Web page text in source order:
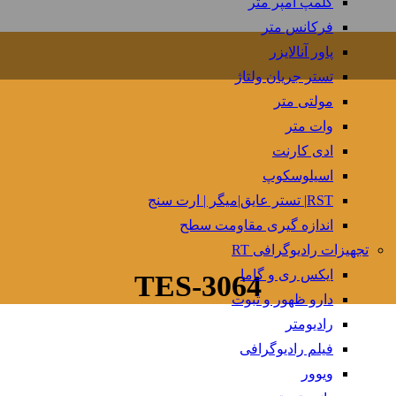
فرکانس متر
پاور آنالایزر
تستر جریان ولتاژ
مولتی متر
وات متر
ادی کارنت
اسیلوسکوپ
RST| تستر عایق|میگر | ارت سنج
اندازه گیری مقاومت سطح
تجهیزات رادیوگرافی RT
ایکس ری و گاما
دارو ظهور و ثبوت
رادیومتر
فیلم رادیوگرافی
ویوور
TES-3064